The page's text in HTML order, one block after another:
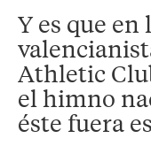
Y es que
Athletic
el himno
éste fuera